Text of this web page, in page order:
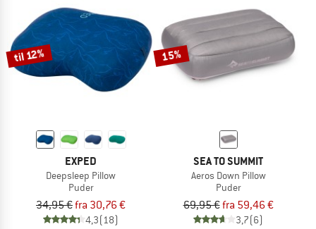
til 12%
EXPED
Deepsleep Pillow
Puder
34,95 €fra 30,76 €
4,3(18)
15%
SEA TO SUMMIT
Aeros Down Pillow
Puder
69,95 €fra 59,46 €
3,7(6)